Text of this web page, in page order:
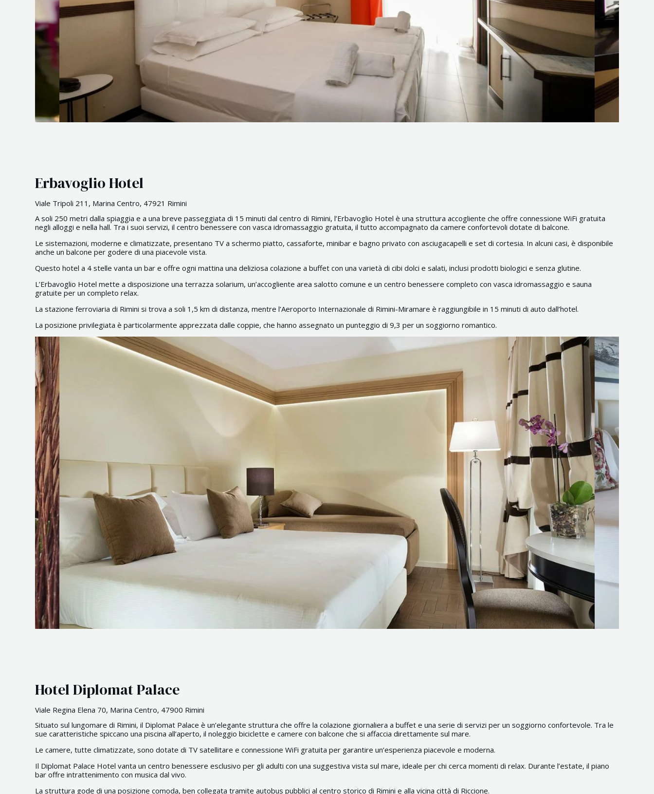
Erbavoglio Hotel
Viale Tripoli 211, Marina Centro, 47921 Rimini
A soli 250 metri dalla spiaggia e a una breve passeggiata di 15 minuti dal centro di Rimini, l’Erbavoglio Hotel è una struttura accogliente che offre connessione WiFi gratuita
negli alloggi e nella hall. Tra i suoi servizi, il centro benessere con vasca idromassaggio gratuita, il tutto accompagnato da camere confortevoli dotate di balcone.
Le sistemazioni, moderne e climatizzate, presentano TV a schermo piatto, cassaforte, minibar e bagno privato con asciugacapelli e set di cortesia. In alcuni casi, è disponibile
anche un balcone per godere di una piacevole vista.
Questo hotel a 4 stelle vanta un bar e offre ogni mattina una deliziosa colazione a buffet con una varietà di cibi dolci e salati, inclusi prodotti biologici e senza glutine.
L’Erbavoglio Hotel mette a disposizione una terrazza solarium, un’accogliente area salotto comune e un centro benessere completo con vasca idromassaggio e sauna
gratuite per un completo relax.
La stazione ferroviaria di Rimini si trova a soli 1,5 km di distanza, mentre l’Aeroporto Internazionale di Rimini-Miramare è raggiungibile in 15 minuti di auto dall’hotel.
La posizione privilegiata è particolarmente apprezzata dalle coppie, che hanno assegnato un punteggio di 9,3 per un soggiorno romantico.
Hotel Diplomat Palace
Viale Regina Elena 70, Marina Centro, 47900 Rimini
Situato sul lungomare di Rimini, il Diplomat Palace è un’elegante struttura che offre la colazione giornaliera a buffet e una serie di servizi per un soggiorno confortevole. Tra le
sue caratteristiche spiccano una piscina all’aperto, il noleggio biciclette e camere con balcone che si affaccia direttamente sul mare.
Le camere, tutte climatizzate, sono dotate di TV satellitare e connessione WiFi gratuita per garantire un’esperienza piacevole e moderna.
Il Diplomat Palace Hotel vanta un centro benessere esclusivo per gli adulti con una suggestiva vista sul mare, ideale per chi cerca momenti di relax. Durante l’estate, il piano
bar offre intrattenimento con musica dal vivo.
La struttura gode di una posizione comoda, ben collegata tramite autobus pubblici al centro storico di Rimini e alla vicina città di Riccione.